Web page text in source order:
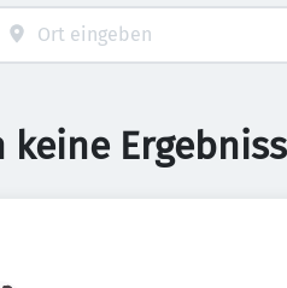
keine